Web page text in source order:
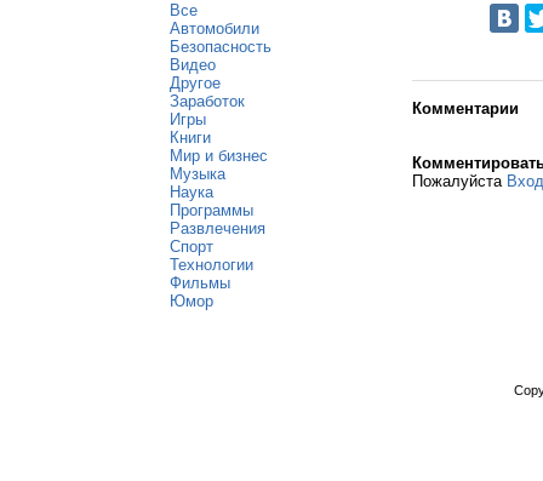
Все
Автомобили
Безопасность
Видео
Другое
Заработок
Игры
Книги
Мир и бизнес
Музыка
Наука
Программы
Развлечения
Спорт
Технологии
Фильмы
Юмор
Комментарии
Пожалуйста Вход